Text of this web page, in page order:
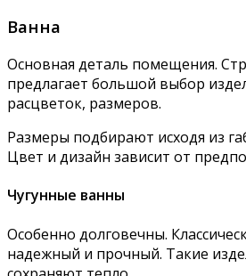
Ванна
Основная деталь помещения.
предлагает большой выбор
расцветок, размеров.
Размеры подбирают исходя из
Цвет и дизайн зависит от
Чугунные ванны
Особенно долговечны.
надежный и прочный. Такие